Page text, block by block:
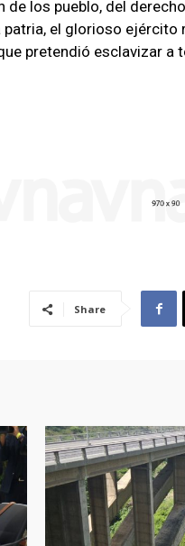
de los pueblo, del
el glorioso
pretendió esclavizar a
Share